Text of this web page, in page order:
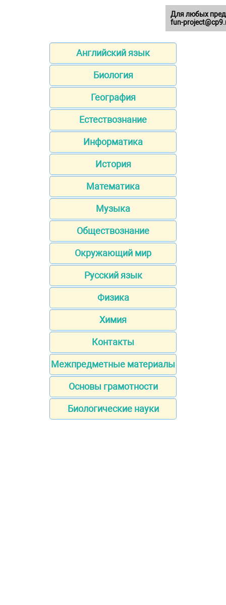
Английский язык
Биология
География
Естествознание
Информатика
История
Математика
Музыка
Обществознание
Окружающий мир
Русский язык
Физика
Химия
Контакты
Межпредметные материалы
Основы грамотности
Биологические науки
Для любых
fun-